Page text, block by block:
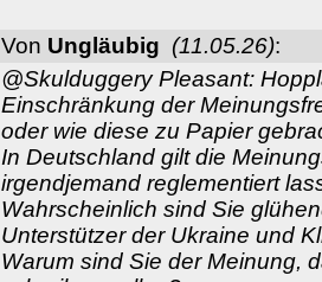
Von Ungläubig (11.05.26):
@Skulduggery Pleasant:
Einschränkung der
oder wie diese zu Papier
In Deutschland gilt die
irgendjemand reglementiert
Wahrscheinlich sind Sie
Unterstützer der Ukraine und
Warum sind Sie der Meinung,